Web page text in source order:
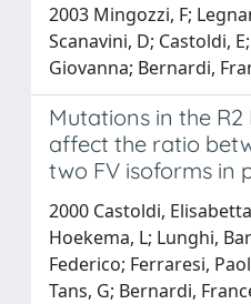
2003 Mingozzi, F;
Scanavini, D; Castoldi,
Giovanna; Bernardi,
Mutations in the R2
affect the ratio
two FV isoforms in
2000 Castoldi,
Hoekema, L; Lunghi,
Federico; Ferraresi,
Tans, G; Bernardi,